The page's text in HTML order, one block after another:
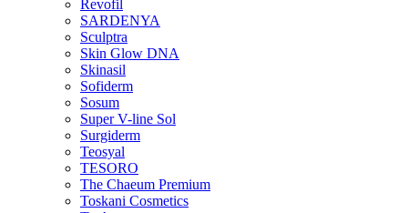
Revofil
SARDENYA
Sculptra
Skin Glow DNA
Skinasil
Sofiderm
Sosum
Super V-line Sol
Surgiderm
Teosyal
TESORO
The Chaeum Premium
Toskani Cosmetics